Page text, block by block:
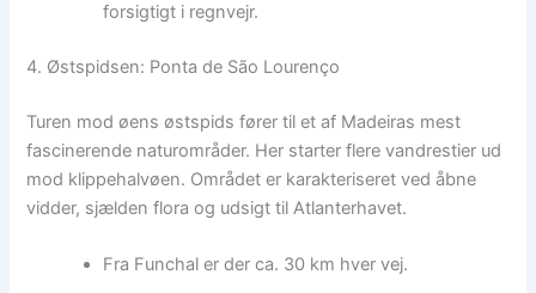
forsigtigt i regnvejr.
4. Østspidsen: Ponta de São Lourenço
Turen mod øens østspids fører til et af Madeiras mest
fascinerende naturområder. Her starter flere vandrestier ud
mod klippehalvøen. Området er karakteriseret ved åbne
vidder, sjælden flora og udsigt til Atlanterhavet.
Fra Funchal er der ca. 30 km hver vej.